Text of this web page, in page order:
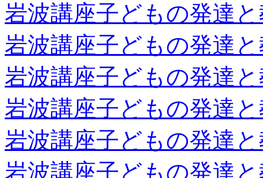
岩波講座子どもの発達
岩波講座子どもの発達
岩波講座子どもの発達
岩波講座子どもの発達
岩波講座子どもの発達
岩波講座子どもの発達